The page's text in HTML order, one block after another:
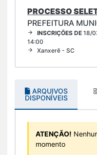
PROCESSO
PREFEITURA
INSCRIÇÕES DE 18/
14:00
Xanxerê - SC
ARQUIVOS
DISPONÍVEIS
ATENÇÃO!
momento